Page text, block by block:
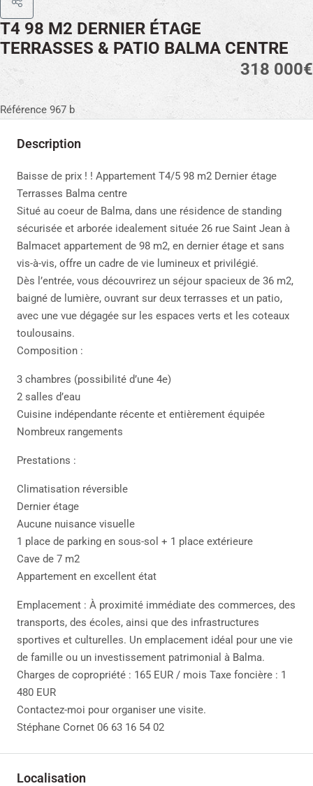
T4 98 M2 DERNIER ÉTAGE
TERRASSES & PATIO BALMA CENTRE
318 000€
Référence 967 b
Description
Baisse de prix ! ! Appartement T4/5 98 m2 Dernier étage
Terrasses Balma centre
Situé au coeur de Balma, dans une résidence de standing
sécurisée et arborée idealement située 26 rue Saint Jean à
Balmacet appartement de 98 m2, en dernier étage et sans
vis-à-vis, offre un cadre de vie lumineux et privilégié.
Dès l’entrée, vous découvrirez un séjour spacieux de 36 m2,
baigné de lumière, ouvrant sur deux terrasses et un patio,
avec une vue dégagée sur les espaces verts et les coteaux
toulousains.
Composition :
3 chambres (possibilité d’une 4e)
2 salles d’eau
Cuisine indépendante récente et entièrement équipée
Nombreux rangements
Prestations :
Climatisation réversible
Dernier étage
Aucune nuisance visuelle
1 place de parking en sous-sol + 1 place extérieure
Cave de 7 m2
Appartement en excellent état
Emplacement : À proximité immédiate des commerces, des
transports, des écoles, ainsi que des infrastructures
sportives et culturelles. Un emplacement idéal pour une vie
de famille ou un investissement patrimonial à Balma.
Charges de copropriété : 165 EUR / mois Taxe foncière : 1
480 EUR
Contactez-moi pour organiser une visite.
Stéphane Cornet 06 63 16 54 02
Localisation